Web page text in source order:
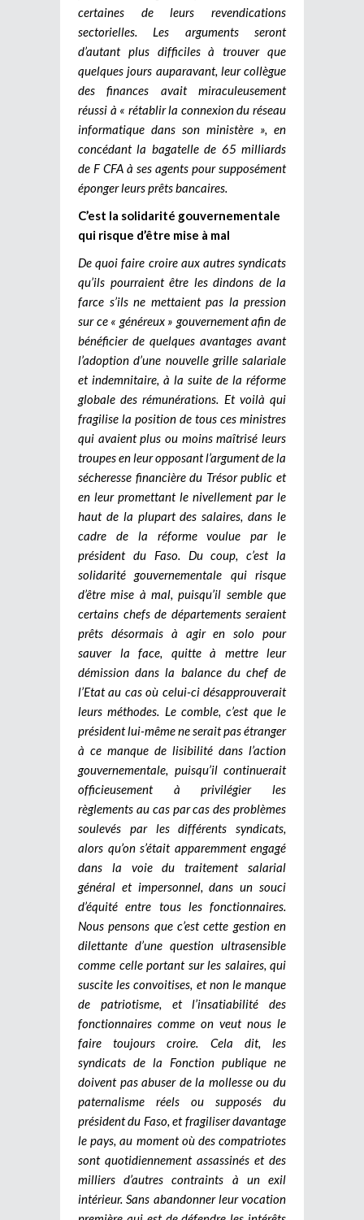
certaines de leurs revendications
sectorielles. Les arguments seront
d’autant plus difficiles à trouver que
quelques jours auparavant, leur collègue
des finances avait miraculeusement
réussi à « rétablir la connexion du réseau
informatique dans son ministère », en
concédant la bagatelle de 65 milliards
de F CFA à ses agents pour supposément
éponger leurs prêts bancaires.
C’est la solidarité gouvernementale
qui risque d’être mise à mal
De quoi faire croire aux autres syndicats
qu’ils pourraient être les dindons de la
farce s’ils ne mettaient pas la pression
sur ce « généreux » gouvernement afin de
bénéficier de quelques avantages avant
l’adoption d’une nouvelle grille salariale
et indemnitaire, à la suite de la réforme
globale des rémunérations. Et voilà qui
fragilise la position de tous ces ministres
qui avaient plus ou moins maîtrisé leurs
troupes en leur opposant l’argument de la
sécheresse financière du Trésor public et
en leur promettant le nivellement par le
haut de la plupart des salaires, dans le
cadre de la réforme voulue par le
président du Faso. Du coup, c’est la
solidarité gouvernementale qui risque
d’être mise à mal, puisqu’il semble que
certains chefs de départements seraient
prêts désormais à agir en solo pour
sauver la face, quitte à mettre leur
démission dans la balance du chef de
l’Etat au cas où celui-ci désapprouverait
leurs méthodes. Le comble, c’est que le
président lui-même ne serait pas étranger
à ce manque de lisibilité dans l’action
gouvernementale, puisqu’il continuerait
officieusement à privilégier les
règlements au cas par cas des problèmes
soulevés par les différents syndicats,
alors qu’on s’était apparemment engagé
dans la voie du traitement salarial
général et impersonnel, dans un souci
d’équité entre tous les fonctionnaires.
Nous pensons que c’est cette gestion en
dilettante d’une question ultrasensible
comme celle portant sur les salaires, qui
suscite les convoitises, et non le manque
de patriotisme, et l’insatiabilité des
fonctionnaires comme on veut nous le
faire toujours croire. Cela dit, les
syndicats de la Fonction publique ne
doivent pas abuser de la mollesse ou du
paternalisme réels ou supposés du
président du Faso, et fragiliser davantage
le pays, au moment où des compatriotes
sont quotidiennement assassinés et des
milliers d’autres contraints à un exil
intérieur. Sans abandonner leur vocation